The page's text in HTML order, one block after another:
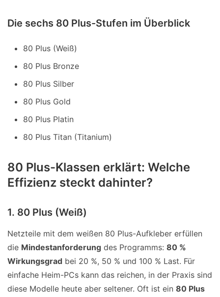
Die sechs 80 Plus-Stufen im Überblick
80 Plus (Weiß)
80 Plus Bronze
80 Plus Silber
80 Plus Gold
80 Plus Platin
80 Plus Titan (Titanium)
80 Plus-Klassen erklärt: Welche
Effizienz steckt dahinter?
1. 80 Plus (Weiß)
Netzteile mit dem weißen 80 Plus-Aufkleber erfüllen
die Mindestanforderung des Programms: 80 %
Wirkungsgrad bei 20 %, 50 % und 100 % Last. Für
einfache Heim-PCs kann das reichen, in der Praxis sind
diese Modelle heute aber seltener. Oft ist ein 80 Plus